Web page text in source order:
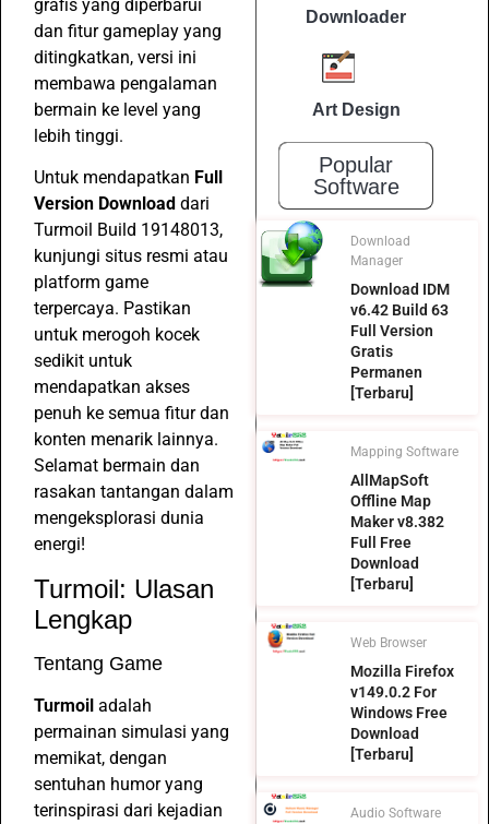
grafis yang diperbarui
dan fitur gameplay yang
ditingkatkan, versi ini
membawa pengalaman
bermain ke level yang
lebih tinggi.
Untuk mendapatkan Full
Version Download dari
Turmoil Build 19148013,
kunjungi situs resmi atau
platform game
terpercaya. Pastikan
untuk merogoh kocek
sedikit untuk
mendapatkan akses
penuh ke semua fitur dan
konten menarik lainnya.
Selamat bermain dan
rasakan tantangan dalam
mengeksplorasi dunia
energi!
Turmoil: Ulasan
Lengkap
Tentang Game
Turmoil adalah
permainan simulasi yang
memikat, dengan
sentuhan humor yang
terinspirasi dari kejadian
Downloader
Art Design
Popular
Software
Download
Manager
Download IDM
v6.42 Build 63
Full Version
Gratis
Permanen
[Terbaru]
Mapping Software
AllMapSoft
Offline Map
Maker v8.382
Full Free
Download
[Terbaru]
Web Browser
Mozilla Firefox
v149.0.2 For
Windows Free
Download
[Terbaru]
Audio Software